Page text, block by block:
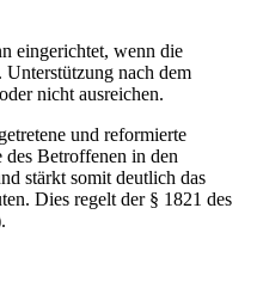
eingerichtet, wenn die
nach dem
nicht ausreichen.
und reformierte
des Betroffenen in den
stärkt somit deutlich das
Dies regelt der § 1821 des